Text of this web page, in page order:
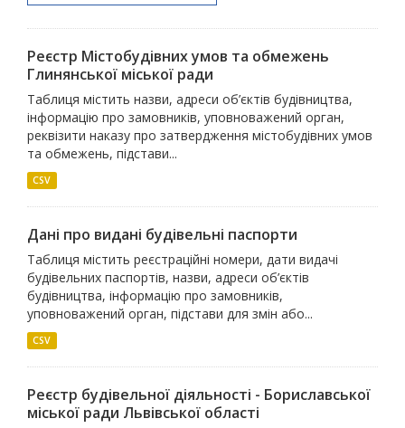
Реєстр Містобудівних умов та обмежень
Глинянської міської ради
Таблиця містить назви, адреси об’єктів будівництва,
інформацію про замовників, уповноважений орган,
реквізити наказу про затвердження містобудівних умов
та обмежень, підстави...
CSV
Дані про видані будівельні паспорти
Таблиця містить реєстраційні номери, дати видачі
будівельних паспортів, назви, адреси об’єктів
будівництва, інформацію про замовників,
уповноважений орган, підстави для змін або...
CSV
Реєстр будівельної діяльності - Бориславської
міської ради Львівської області